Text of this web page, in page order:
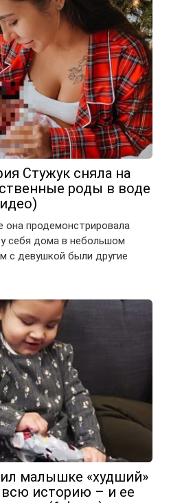
Стужук сняла на
роды в воде
она продемонстрировала
себя дома в небольшом
с девушкой были другие
малышке «худший»
всю историю – и ее